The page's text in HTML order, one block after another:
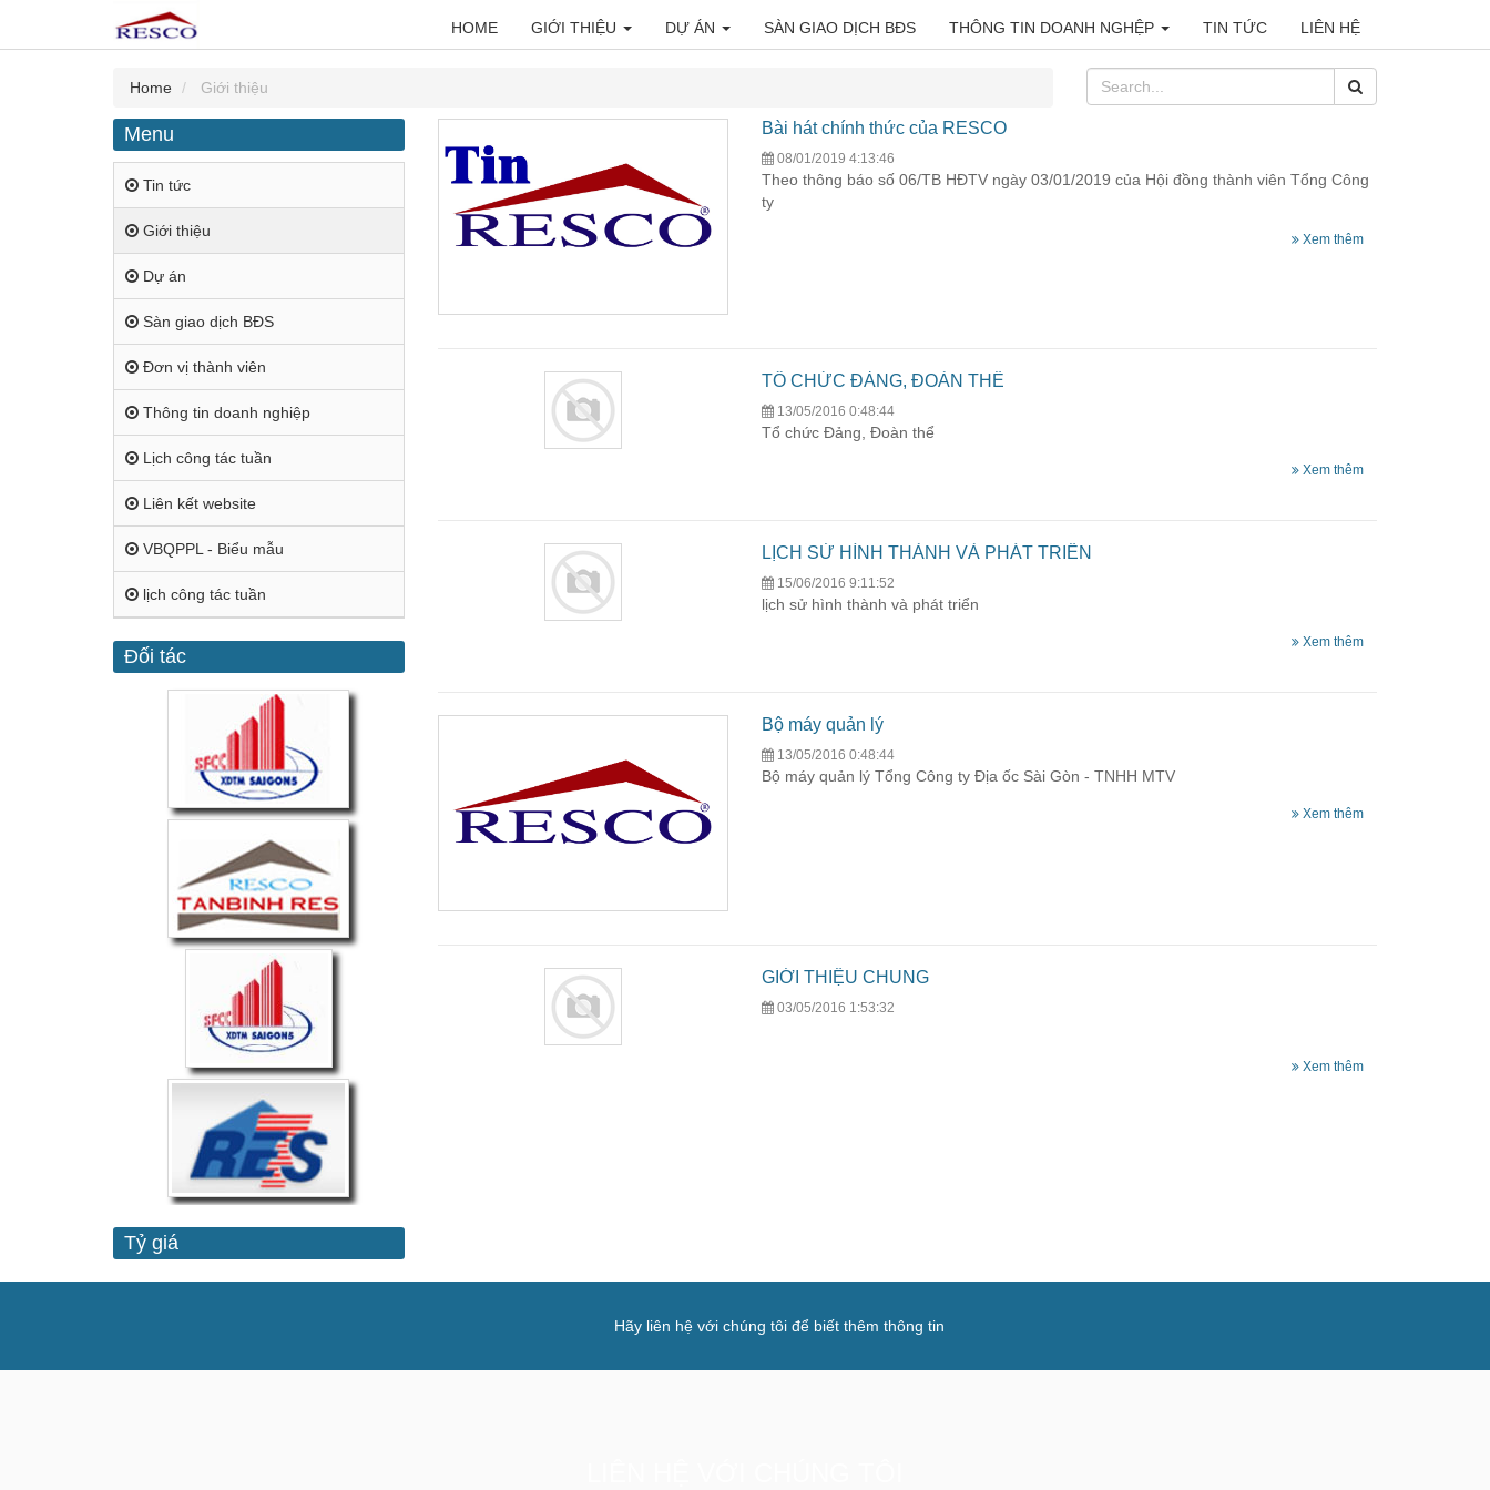
HOME GIỚI THIỆU DỰ ÁN SÀN GIAO DỊCH BĐS THÔNG TIN DOANH NGHỆP TIN TỨC LIÊN HỆ
Home Giới thiệu
Menu
Tin tức
Giới thiệu
Dự án
Sàn giao dịch BĐS
Đơn vị thành viên
Thông tin doanh nghiệp
Lịch công tác tuần
Liên kết website
VBQPPL - Biểu mẫu
lịch công tác tuần
Đối tác
Tỷ giá
Bài hát chính thức của RESCO
08/01/2019 4:13:46
Theo thông báo số 06/TB HĐTV ngày 03/01/2019 của Hội đồng thành viên Tổng Công
ty
Xem thêm
TỔ CHỨC ĐẢNG, ĐOÀN THỂ
13/05/2016 0:48:44
Tổ chức Đảng, Đoàn thể
Xem thêm
LỊCH SỬ HÌNH THÀNH VÀ PHÁT TRIỂN
15/06/2016 9:11:52
lịch sử hình thành và phát triển
Xem thêm
Bộ máy quản lý
13/05/2016 0:48:44
Bộ máy quản lý Tổng Công ty Địa ốc Sài Gòn - TNHH MTV
Xem thêm
GIỚI THIỆU CHUNG
03/05/2016 1:53:32
Xem thêm
Hãy liên hệ với chúng tôi để biết thêm thông tin